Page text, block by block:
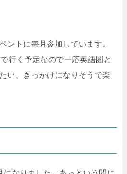
ントに毎月参加しています。
行く予定なので一応英語圏と
い、きっかけになりそうで楽